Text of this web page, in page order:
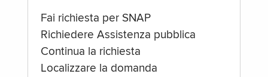
Fai richiesta per SNAP
Richiedere Assistenza pubblica
Continua la richiesta
Localizzare la domanda